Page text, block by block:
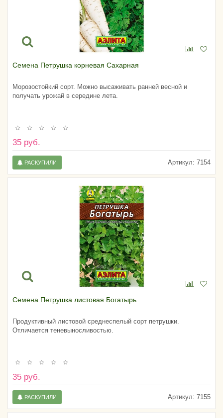
Семена Петрушка корневая Сахарная
Морозостойкий сорт. Можно высаживать ранней весной и
получать урожай в середине лета.
35 руб.
Артикул: 7154
РАСКУПИЛИ
Семена Петрушка листовая Богатырь
Продуктивный листовой среднеспелый сорт петрушки.
Отличается теневыносливостью.
35 руб.
Артикул: 7155
РАСКУПИЛИ